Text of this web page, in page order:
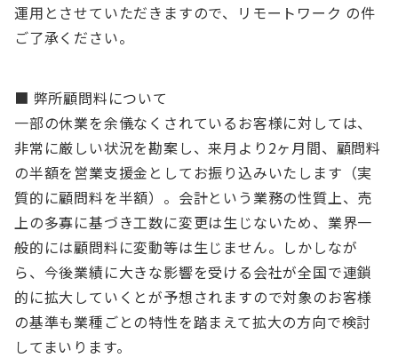
運用とさせていただきますので、リモートワーク の件
ご了承ください。
■ 弊所顧問料について
一部の休業を余儀なくされているお客様に対しては、
非常に厳しい状況を勘案し、来月より2ヶ月間、顧問料
の半額を営業支援金としてお振り込みいたします（実
質的に顧問料を半額）。会計という業務の性質上、売
上の多寡に基づき工数に変更は生じないため、業界一
般的には顧問料に変動等は生じません。しかしなが
ら、今後業績に大きな影響を受ける会社が全国で連鎖
的に拡大していくとが予想されますので対象のお客様
の基準も業種ごとの特性を踏まえて拡大の方向で検討
してまいります。